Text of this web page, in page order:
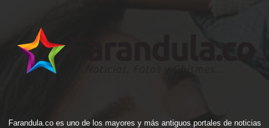
Farandula.co es uno de los mayores y más antiguos portales de noticias